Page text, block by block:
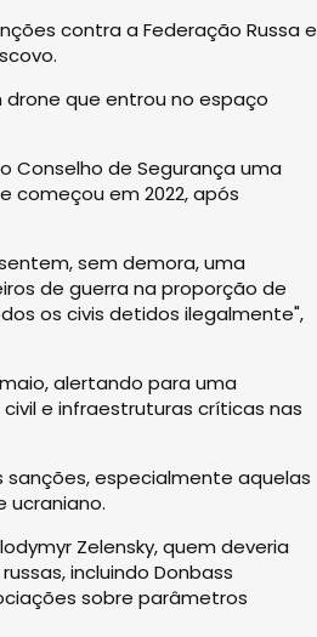
contra a Federação Russa e
que entrou no espaço
Conselho de Segurança uma
começou em 2022, após
sem demora, uma
de guerra na proporção de
os civis detidos ilegalmente",
alertando para uma
e infraestruturas críticas nas
sanções, especialmente aquelas
ucraniano.
Zelensky, quem deveria
incluindo Donbass
sobre parâmetros